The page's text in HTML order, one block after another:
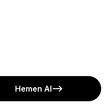
Hemen Al